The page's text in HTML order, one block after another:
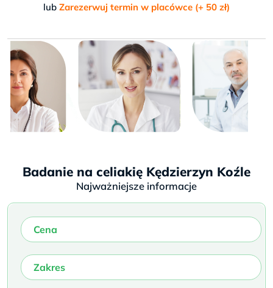
lub Zarezerwuj termin w placówce (+ 50 zł)
Badanie na celiakię Kędzierzyn Koźle
Najważniejsze informacje
Cena
Zakres